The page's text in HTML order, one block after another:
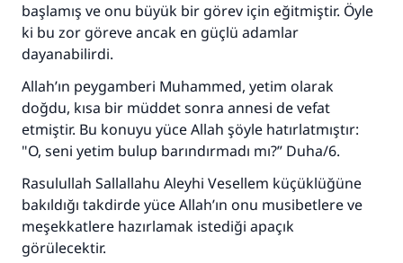
başlamış ve onu büyük bir görev için eğitmiştir. Öyle
ki bu zor göreve ancak en güçlü adamlar
dayanabilirdi.
Allah’ın peygamberi Muhammed, yetim olarak
doğdu, kısa bir müddet sonra annesi de vefat
etmiştir. Bu konuyu yüce Allah şöyle hatırlatmıştır:
"O, seni yetim bulup barındırmadı mı?” Duha/6.
Rasulullah Sallallahu Aleyhi Vesellem küçüklüğüne
bakıldığı takdirde yüce Allah’ın onu musibetlere ve
meşekkatlere hazırlamak istediği apaçık
görülecektir.